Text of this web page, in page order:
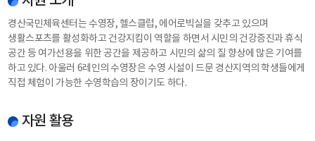
경산하수종말처리장
경산환경시설사업소
경산역
경북교육정보센터
경산국민체육센터는 수영장, 헬스클럽, 에어로빅실을 갖추고 있으며
생활스포츠를 활성화하고 건강지킴이 역할을 하면서 시민의 건강증진과 휴식
공간 등 여가선용을 위한 공간을 제공하고 시민의 삶의 질 향상에 많은 기여를
하고 있다. 아울러 6레인의 수영장은 수영 시설이 드문 경산지역의 학생들에게
직접 체험이 가능한 수영학습의 장이기도 하다.
자원 활용